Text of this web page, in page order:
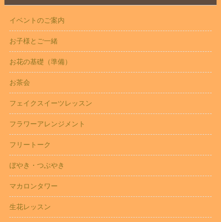
イベントのご案内
お子様とご一緒
お花の基礎（準備）
お茶会
フェイクスイーツレッスン
フラワーアレンジメント
フリートーク
ぼやき・つぶやき
マカロンタワー
生花レッスン